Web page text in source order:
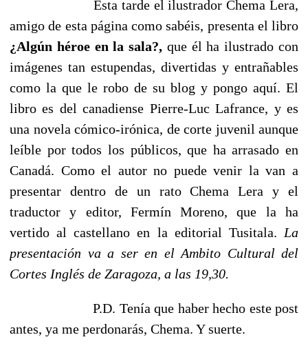
Esta tarde el ilustrador Chema Lera,
amigo de esta página como sabéis, presenta el libro
¿Algún héroe en la sala?, que él ha ilustrado con
imágenes tan estupendas, divertidas y entrañables
como la que le robo de su blog y pongo aquí. El
libro es del canadiense Pierre-Luc Lafrance, y es
una novela cómico-irónica, de corte juvenil aunque
leíble por todos los públicos, que ha arrasado en
Canadá. Como el autor no puede venir la van a
presentar dentro de un rato Chema Lera y el
traductor y editor, Fermín Moreno, que la ha
vertido al castellano en la editorial Tusitala. La
presentación va a ser en el Ambito Cultural del
Cortes Inglés de Zaragoza, a las 19,30.
P.D. Tenía que haber hecho este post
antes, ya me perdonarás, Chema. Y suerte.